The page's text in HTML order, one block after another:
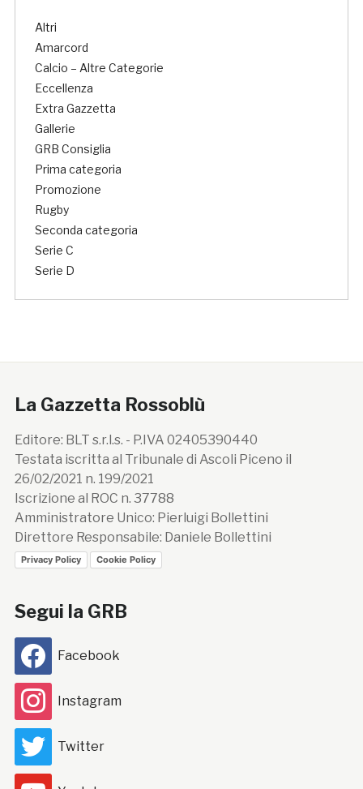
Altri
Amarcord
Calcio – Altre Categorie
Eccellenza
Extra Gazzetta
Gallerie
GRB Consiglia
Prima categoria
Promozione
Rugby
Seconda categoria
Serie C
Serie D
La Gazzetta Rossoblù
Editore: BLT s.r.l.s. - P.IVA 02405390440
Testata iscritta al Tribunale di Ascoli Piceno il
26/02/2021 n. 199/2021
Iscrizione al ROC n. 37788
Amministratore Unico: Pierluigi Bollettini
Direttore Responsabile: Daniele Bollettini
Privacy Policy Cookie Policy
Segui la GRB
Facebook
Instagram
Twitter